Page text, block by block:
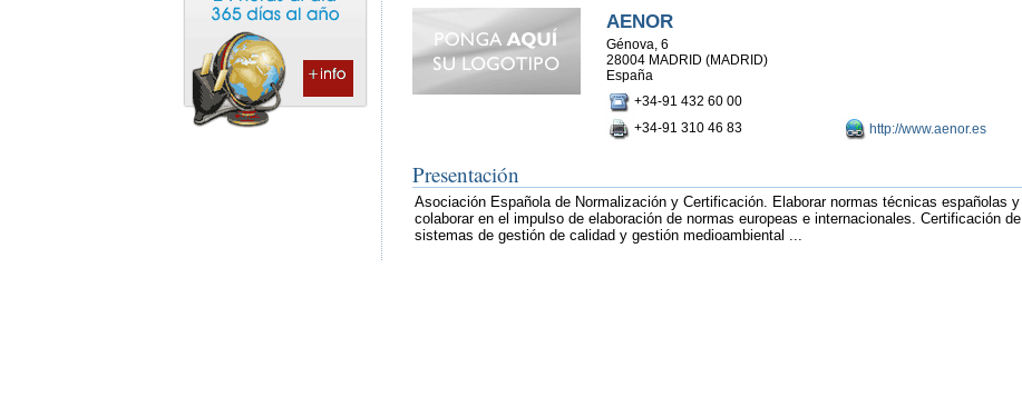
AENOR
Génova, 6
28004 MADRID (MADRID)
España
+34-91 432 60 00
+34-91 310 46 83
http://www.aenor.es
Presentación
Asociación Española de Normalización y Certificación. Elaborar normas técnicas españolas y
colaborar en el impulso de elaboración de normas europeas e internacionales. Certificación de
sistemas de gestión de calidad y gestión medioambiental ...